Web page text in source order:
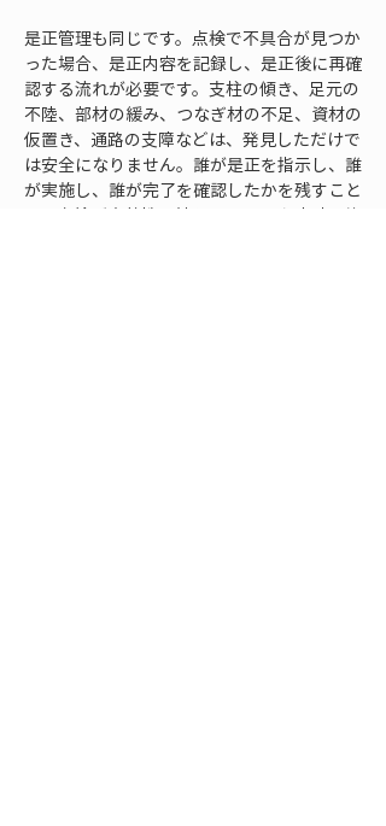
是正管理も同じです。点検で不具合が見つか
った場合、是正内容を記録し、是正後に再確
認する流れが必要です。支柱の傾き、足元の
不陸、部材の緩み、つなぎ材の不足、資材の
仮置き、通路の支障などは、発見しただけで
は安全になりません。誰が是正を指示し、誰
が実施し、誰が完了を確認したかを残すこと
で、点検が実効性を持ちます。88条申請の資